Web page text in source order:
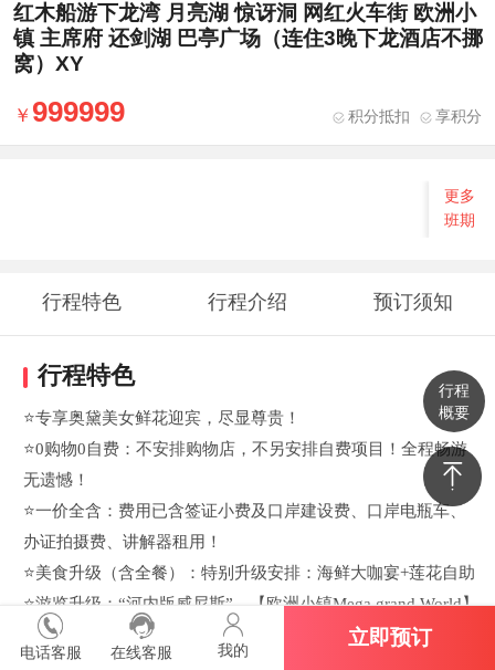
行程
概要
电话客服 在线客服 我的
立即预订
红木船游下龙湾 月亮湖 惊讶洞 网红火车街 欧洲小
镇 主席府 还剑湖 巴亭广场（连住3晚下龙酒店不挪
窝）XY
999999 积分抵扣 享积分
更多
班期
行程特色 行程介绍 预订须知
行程特色
⭐专享奥黛美女鲜花迎宾，尽显尊贵！
⭐0购物0自费：不安排购物店，不另安排自费项目！全程畅游
无遗憾！
⭐一价全含：费用已含签证小费及口岸建设费、口岸电瓶车、
办证拍摄费、讲解器租用！
⭐美食升级（含全餐）：特别升级安排：海鲜大咖宴+莲花自助
⭐游览升级：“河内版威尼斯”—【欧洲小镇Mega grand World】
+【观光车夜游下龙】
⭐经典行程：精品游船遨游“海上桂林”下龙湾、登临天堂岛、